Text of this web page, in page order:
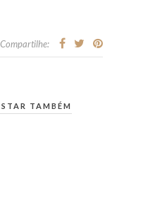
Compartilhe:
TAMBÉM